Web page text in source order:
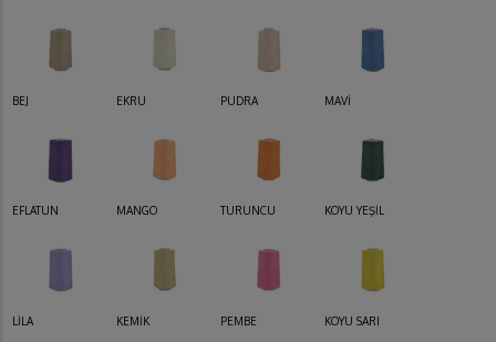
BEJ EKRU PUDRA MAVİ
EFLATUN MANGO TURUNCU KOYU YEŞİL
LİLA KEMİK PEMBE KOYU SARI